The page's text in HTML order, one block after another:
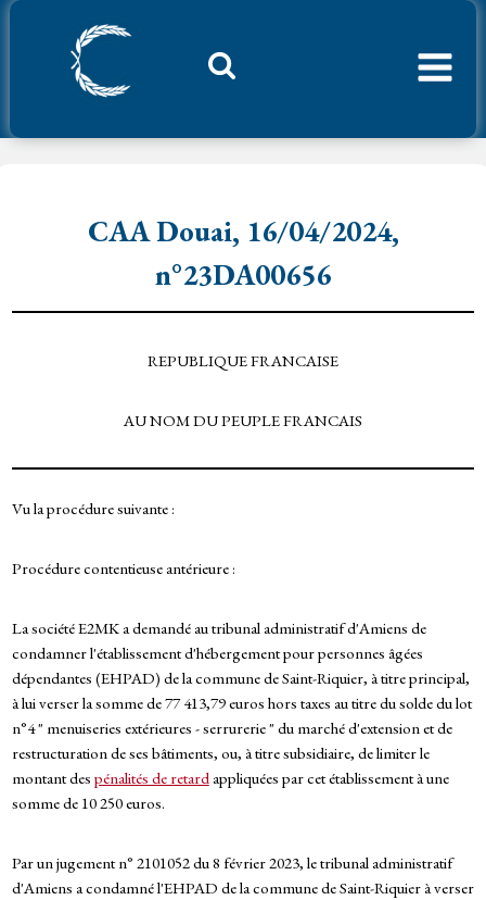
Aller
CAA Douai, 16/04/2024,
n°23DA00656
REPUBLIQUE FRANCAISE
AU NOM DU PEUPLE FRANCAIS
Vu la procédure suivante :
Procédure contentieuse antérieure :
La société E2MK a demandé au tribunal administratif d'Amiens de
condamner l'établissement d'hébergement pour personnes âgées
dépendantes (EHPAD) de la commune de Saint-Riquier, à titre principal,
à lui verser la somme de 77 413,79 euros hors taxes au titre du solde du lot
n°4 " menuiseries extérieures - serrurerie " du marché d'extension et de
restructuration de ses bâtiments, ou, à titre subsidiaire, de limiter le
montant des pénalités de retardappliquées par cet établissement à une
somme de 10 250 euros.
Par un jugement n° 2101052 du 8 février 2023, le tribunal administratif
d'Amiens a condamné l'EHPAD de la commune de Saint-Riquier à verser